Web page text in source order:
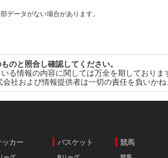
データがない場合があります。
のと照合し確認してください。
る情報の内容に関しては万全を期しており
社および情報提供者は一切の責任を負いかね
ッカー バスケット 競馬